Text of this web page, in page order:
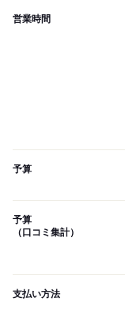
営業時間
予算
予算
（口コミ集計）
支払い方法